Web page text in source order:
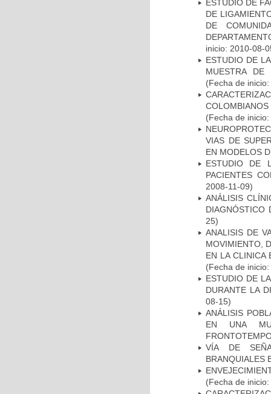
ESTUDIO DE
DE
DE
inicio: 2010-08-
ESTUDIO DE
MUESTRA DE
(Fecha de
(Fecha de
VIAS DE
EN MODELOS
ESTUDIO DE
PACIENTES
2008-11-09)
ANÁLISIS
DIAGNÓSTICO
25)
ANALISIS DE
MOVIMIENTO,
EN LA CLINICA
(Fecha de
ESTUDIO DE
DURANTE LA
08-15)
ANÁLISIS
EN UNA
VÍA DE
BRANQUIALES
(Fecha de